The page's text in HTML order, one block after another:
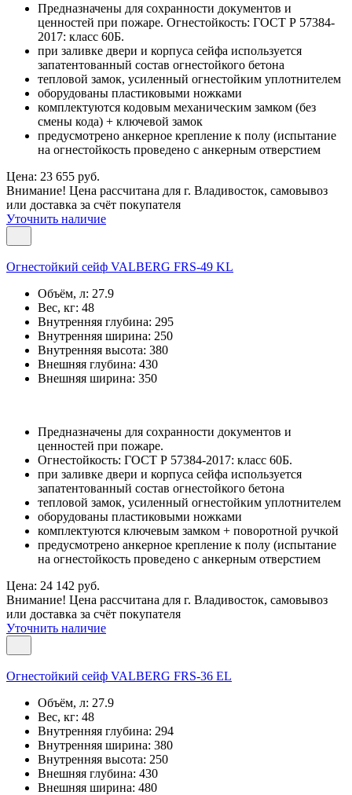
Предназначены для сохранности документов и
ценностей при пожаре. Огнестойкость: ГОСТ Р 57384-
2017: класс 60Б.
при заливке двери и корпуса сейфа используется
запатентованный состав огнестойкого бетона
тепловой замок, усиленный огнестойким уплотнителем
оборудованы пластиковыми ножками
комплектуются кодовым механическим замком (без
смены кода) + ключевой замок
предусмотрено анкерное крепление к полу (испытание
на огнестойкость проведено с анкерным отверстием
Цена: 23 655 руб.
Внимание! Цена рассчитана для г. Владивосток, самовывоз
или доставка за счёт покупателя
Уточнить наличие
Огнестойкий сейф VALBERG FRS-49 KL
Объём, л: 27.9
Вес, кг: 48
Внутренняя глубина: 295
Внутренняя ширина: 250
Внутренняя высота: 380
Внешняя глубина: 430
Внешняя ширина: 350
Предназначены для сохранности документов и
ценностей при пожаре.
Огнестойкость: ГОСТ Р 57384-2017: класс 60Б.
при заливке двери и корпуса сейфа используется
запатентованный состав огнестойкого бетона
тепловой замок, усиленный огнестойким уплотнителем
оборудованы пластиковыми ножками
комплектуются ключевым замком + поворотной ручкой
предусмотрено анкерное крепление к полу (испытание
на огнестойкость проведено с анкерным отверстием
Цена: 24 142 руб.
Внимание! Цена рассчитана для г. Владивосток, самовывоз
или доставка за счёт покупателя
Уточнить наличие
Огнестойкий сейф VALBERG FRS-36 EL
Объём, л: 27.9
Вес, кг: 48
Внутренняя глубина: 294
Внутренняя ширина: 380
Внутренняя высота: 250
Внешняя глубина: 430
Внешняя ширина: 480